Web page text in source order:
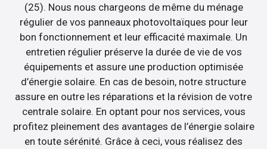
(25). Nous nous chargeons de même du ménage
régulier de vos panneaux photovoltaïques pour leur
bon fonctionnement et leur efficacité maximale. Un
entretien régulier préserve la durée de vie de vos
équipements et assure une production optimisée
d’énergie solaire. En cas de besoin, notre structure
assure en outre les réparations et la révision de votre
centrale solaire. En optant pour nos services, vous
profitez pleinement des avantages de l’énergie solaire
en toute sérénité. Grâce à ceci, vous réalisez des